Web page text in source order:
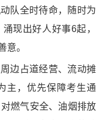
队全时待命，随时为
现出好人好事6起，
意。
边占道经营、流动摊
主，优先保障考生通
燃气安全、油烟排放